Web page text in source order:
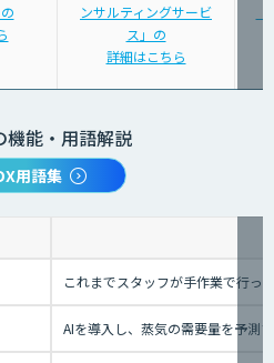
ンサルティングサービ
ス」の
詳細はこちら
機能・用語解説
用語集
これまでスタッフが手作業で行っ
AIを導入し、蒸気の需要量を予測